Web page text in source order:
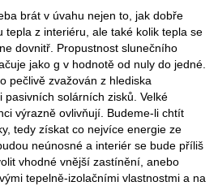
brát v úvahu nejen to, jak dobře
tepla z interiéru, ale také kolik tepla se
dovnitř. Propustnost slunečního
jako g v hodnotě od nuly do jedné.
pečlivě zvažován z hlediska
solárních zisků. Velké
výrazně ovlivňují. Budeme-li chtít
tedy získat co nejvíce energie ze
neúnosné a interiér se bude příliš
vhodné vnější zastínění, anebo
tepelně-izolačními vlastnostmi a na